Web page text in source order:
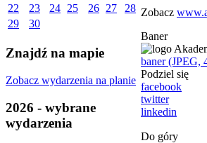
22
23 24 25 26 27
28
29
30
Znajdź na mapie
Zobacz wydarzenia na planie
2026 - wybrane
wydarzenia
Zobacz
Baner
baner (JPEG,
Podziel się
facebook
twitter
linkedin
Do góry